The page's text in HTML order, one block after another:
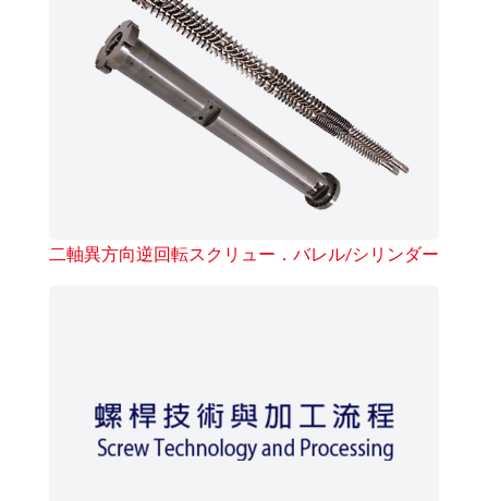
二軸異方向逆回転スクリュー．バレル/シリンダー